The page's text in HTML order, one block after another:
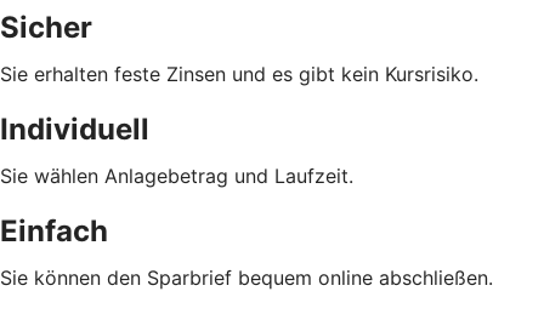
Sicher
Sie erhalten feste Zinsen und es gibt kein Kursrisiko.
Individuell
Sie wählen Anlagebetrag und Laufzeit.
Einfach
Sie können den Sparbrief bequem online abschließen.